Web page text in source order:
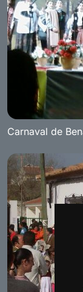
Carnaval de